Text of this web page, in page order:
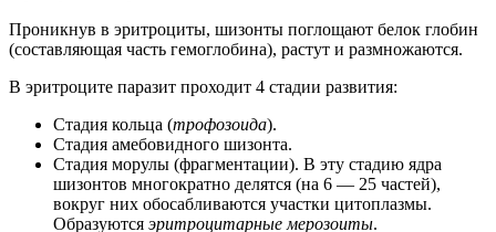
Проникнув в эритроциты, шизонты поглощают белок глобин
(составляющая часть гемоглобина), растут и размножаются.
В эритроците паразит проходит 4 стадии развития:
Стадия кольца (трофозоида).
Стадия амебовидного шизонта.
Стадия морулы (фрагментации). В эту стадию ядра
шизонтов многократно делятся (на 6 — 25 частей),
вокруг них обосабливаются участки цитоплазмы.
Образуются эритроцитарные мерозоиты.